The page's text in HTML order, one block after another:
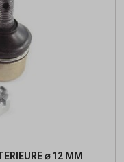
⌀ 12 MM